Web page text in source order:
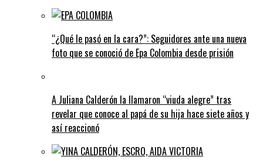
“¿Qué le pasó en la cara?”: Seguidores ante una nueva
foto que se conoció de Epa Colombia desde prisión
A Juliana Calderón la llamaron “viuda alegre” tras
revelar que conoce al papá de su hija hace siete años y
así reaccionó